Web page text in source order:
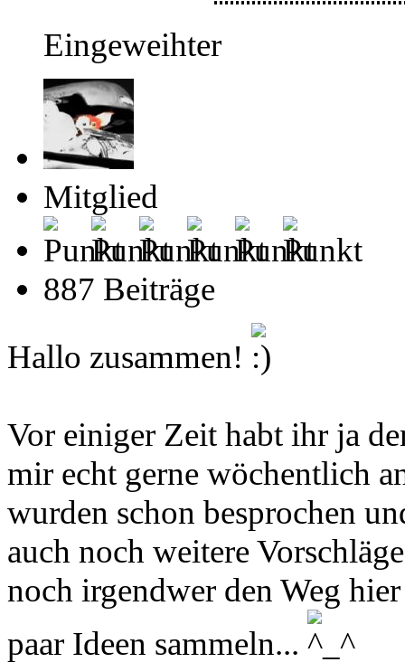
Eingeweihter
Mitglied
887 Beiträge
Hallo zusammen!
Vor einiger Zeit habt ihr ja
mir echt gerne wöchentlich
wurden schon besprochen
auch noch weitere
noch irgendwer den Weg
paar Ideen sammeln...